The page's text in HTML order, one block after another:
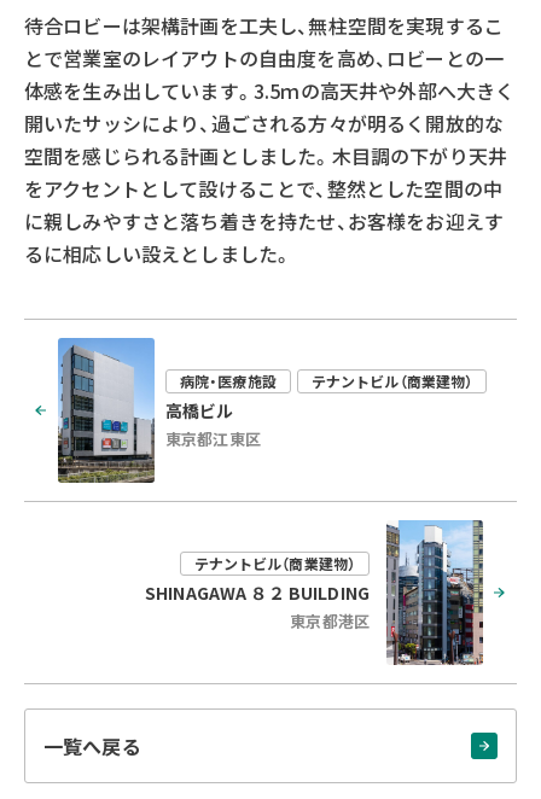
待合ロビーは架構計画を工夫し、無柱空間を実現するこ
とで営業室のレイアウトの自由度を高め、ロビーとの一
体感を生み出しています。3.5ｍの高天井や外部へ大きく
開いたサッシにより、過ごされる方々が明るく開放的な
空間を感じられる計画としました。木目調の下がり天井
をアクセントとして設けることで、整然とした空間の中
に親しみやすさと落ち着きを持たせ、お客様をお迎えす
るに相応しい設えとしました。
病院・医療施設 テナントビル（商業建物）
高橋ビル
東京都江東区
テナントビル（商業建物）
SHINAGAWA ８２ BUILDING
東京都港区
一覧へ戻る